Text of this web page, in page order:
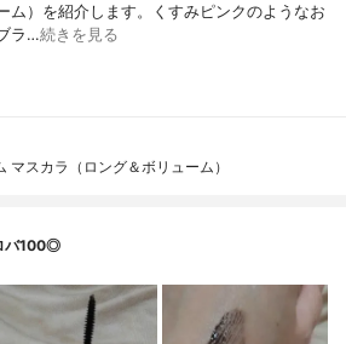
ム）を紹介します。くすみピンクのようなお
ラ…続きを見る
マスカラ（ロング＆ボリューム）
バ100◎